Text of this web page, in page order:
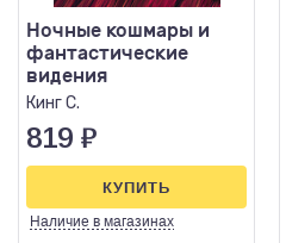
Ночные кошмары и
фантастические
видения
Кинг С.
819 ₽
Наличие в магазинах
КУПИТЬ